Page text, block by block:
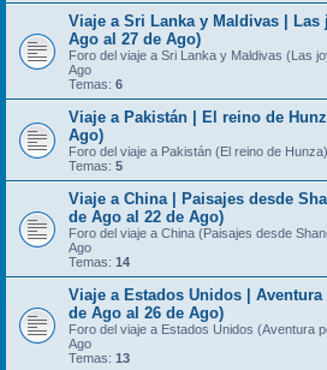
Viaje a Sri Lanka y Maldivas |
Ago al 27 de Ago)
Foro del viaje a Sri Lanka y Maldivas (Las
Ago
Temas: 6
Viaje a Pakistán | El reino de
Ago)
Foro del viaje a Pakistán (El reino de
Temas: 5
Viaje a China | Paisajes desde
de Ago al 22 de Ago)
Foro del viaje a China (Paisajes desde
Ago
Temas: 14
Viaje a Estados Unidos |
de Ago al 26 de Ago)
Foro del viaje a Estados Unidos (Aventura
Ago
Temas: 13